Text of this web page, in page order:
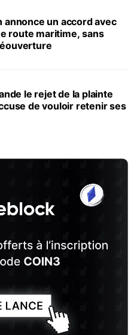
annonce un accord avec
route maritime, sans
le rejet de la plainte
de vouloir retenir ses